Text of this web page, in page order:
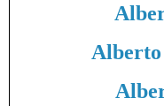
Alberto